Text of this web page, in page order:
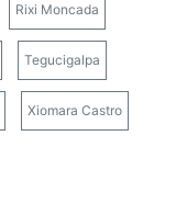
Rixi Moncada
Tegucigalpa
Xiomara Castro